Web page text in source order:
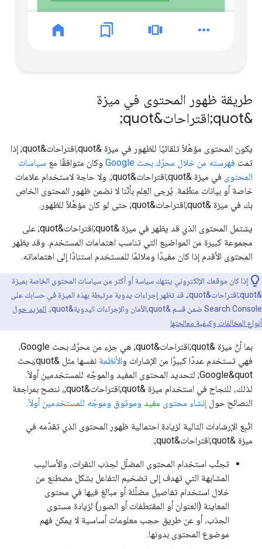
طريقة ظهور المحتوى في ميزة
&quot;اقتراحات&quot;
يكون المحتوى مؤهّلاً تلقائيًا للظهور في ميزة &quot;اقتراحات&quot; إذا
تمت فهرسته من خلال محرّك بحث Google وكان متوافقًا مع سياسات
المحتوى
في ميزة &quot;اقتراحات&quot;. ولا حاجة لاستخدام علامات
خاصة أو بيانات منظّمة. يُرجى العِلم بأنّنا لا نضمن ظهور المحتوى الخاص
بك في ميزة &quot;اقتراحات&quot; حتى لو كان مؤهّلاً للظهور.
يشتمل المحتوى الذي قد يظهر في ميزة &quot;اقتراحات&quot; على
مجموعة كبيرة من المواضيع التي تناسب اهتمامات المستخدم. وقد يظهر
المحتوى الأقدم إذا كان مفيدًا وملائمًا للمستخدم استنادًا إلى اهتماماته.
إذا كان موقعك الإلكتروني ينتهك سياسة أو أكثر من سياسات المحتوى الخاصة بميزة
&quot;اقتراحات&quot;، قد تظهر إجراءات يدوية مرتبطة بهذه الميزة في حسابك على
Search Console ضمن قسم &quot;الأمان والإجراءات اليدوية&quot;.
المزيد حول
أنواع المخالفات وكيفية معالجتها
بما أنّ ميزة &quot;اقتراحات&quot; هي جزء من محرّك بحث Google،
فهي تستخدم عددًا كبيرًا من الإشارات والأنظمة
نفسها مثل &quot;بحث
Google&quot; لتحديد المحتوى المفيد والموجّه للمستخدمين أولاً.
لذلك، للنجاح في استخدام ميزة &quot;اقتراحات&quot;، ننصح بمراجعة
النصائح حول إنشاء محتوى مفيد وموثوق وموجّه للمستخدمين أولاً.
اتّبِع الإرشادات التالية لزيادة احتمالية ظهور المحتوى الذي تقدّمه في
ميزة &quot;اقتراحات&quot;.
تجنَّب استخدام المحتوى المضلّل لجذب النقرات، والأساليب
المشابهة التي تهدف إلى تضخيم التفاعل بشكل مصطنع من
خلال استخدام تفاصيل مضلّلة أو مبالغ فيها في محتوى
المعاينة (العنوان أو المقتطفات أو الصور) لزيادة مستوى
الجذب، أو عن طريق حجب معلومات أساسية لا يمكن فهم
موضوع المحتوى بدونها.